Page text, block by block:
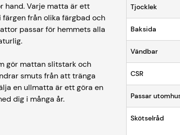
hand. Varje matta är ett
från olika färgbad och
passar för hemmets alla
gör mattan slitstark och
smuts från att tränga
en ullmatta är ett göra en
dig i många år.
Tjocklek
Baksida
Vändbar
CSR
Passar
Skötselråd